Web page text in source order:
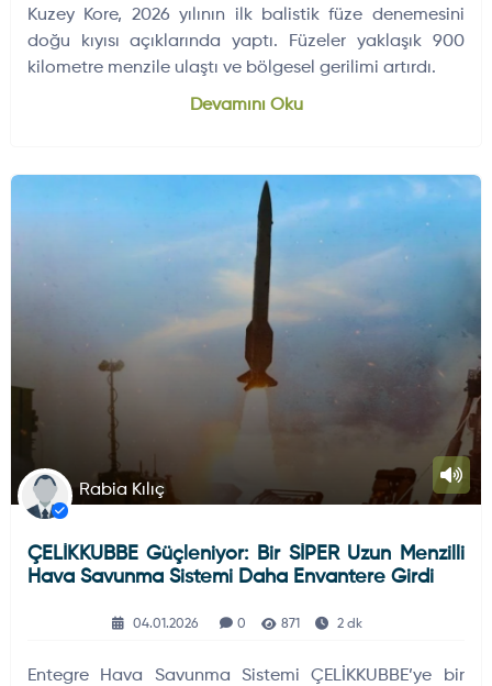
Kuzey Kore, 2026 yılının ilk balistik füze denemesini
doğu kıyısı açıklarında yaptı. Füzeler yaklaşık 900
kilometre menzile ulaştı ve bölgesel gerilimi artırdı.
Devamını Oku
Rabia Kılıç
ÇELİKKUBBE Güçleniyor: Bir SİPER Uzun Menzilli
Hava Savunma Sistemi Daha Envantere Girdi
04.01.2026 0 871 2 dk
Entegre Hava Savunma Sistemi ÇELİKKUBBE’ye bir